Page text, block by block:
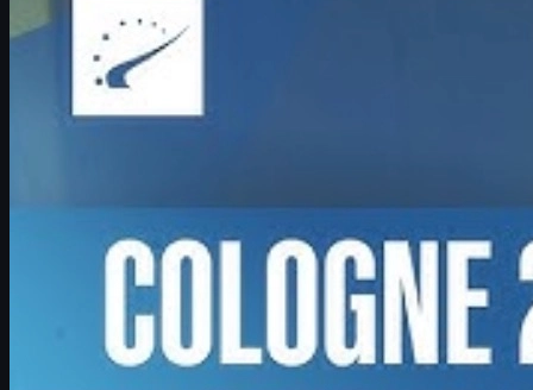
Boombl4'ın IEM Cologne Major dönüşü, BetBoom'un mucize
koşusu ve CS2 csgo skins ekonomisiyle ilgili detaylı Türkçe